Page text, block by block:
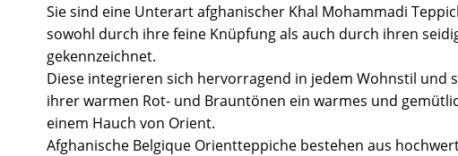
Sie sind eine Unterart afghanischer Khal Mohammadi
sowohl durch ihre feine Knüpfung als auch durch ihren
gekennzeichnet.
Diese integrieren sich hervorragend in jedem Wohnstil und
ihrer warmen Rot- und Brauntönen ein warmes und
einem Hauch von Orient.
Afghanische Belgique Orientteppiche bestehen aus